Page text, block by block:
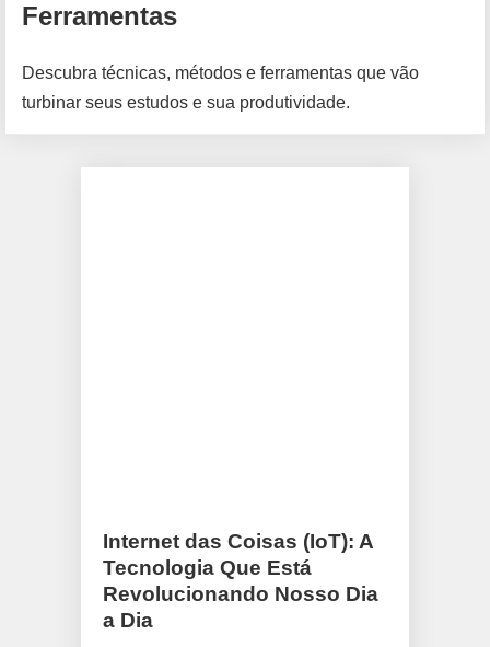
Ferramentas
Descubra técnicas, métodos e ferramentas que vão
turbinar seus estudos e sua produtividade.
Internet das Coisas (IoT): A
Tecnologia Que Está
Revolucionando Nosso Dia
a Dia